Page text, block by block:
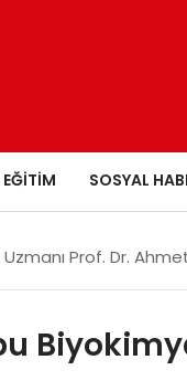
EĞITIM SOSYAL
Prof. Dr.